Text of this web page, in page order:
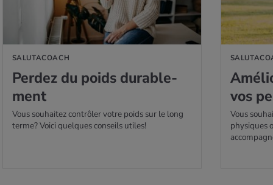
SALUTACOACH
Per­dez du poids dura­ble­
ment
Vous souhaitez contrôler votre poids sur le long
terme? Voici quelques conseils utiles!
vos
Vous
physiques